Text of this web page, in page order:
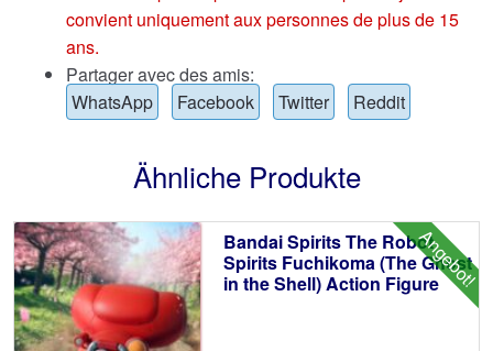
convient uniquement aux personnes de plus de 15
ans.
Partager avec des amis:
WhatsApp
Facebook Twitter Reddit
Ähnliche Produkte
Angebot!
Bandai Spirits The Robot
Spirits Fuchikoma (The Ghost
in the Shell) Action Figure